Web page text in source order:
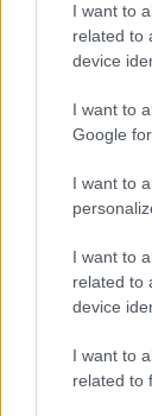
I want to
related to
device
I want to
Google
I want to
I want to
related to
device
I want to
related to